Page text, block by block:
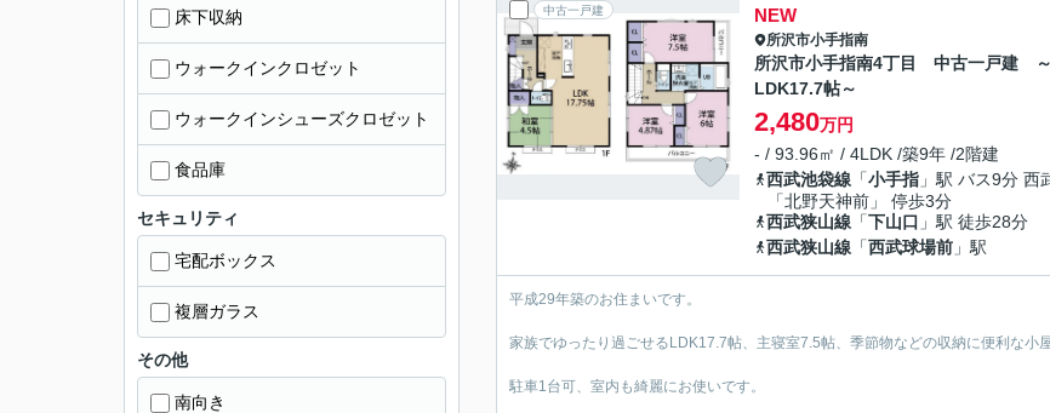
中古一戸建 NEW
所沢市小手指南
所沢市小手指南4丁目 中古一戸建 ～
LDK17.7帖～
2,480万円
- / 93.96㎡ / 4LDK /築9年 /2階建
西武池袋線 「小手指 」駅 バス9分 西
「北野天神前」 停歩3分
西武狭山線 「下山口 」駅 徒歩28分
西武狭山線 「西武球場前 」駅
平成29年築のお住まいです。
家族でゆったり過ごせるLDK17.7帖、主寝室7.5帖、季節物などの収納に便利な小
駐車1台可、室内も綺麗にお使いです。
床下収納
ウォークインクロゼット
ウォークインシューズクロゼット
食品庫
セキュリティ
宅配ボックス
複層ガラス
その他
南向き